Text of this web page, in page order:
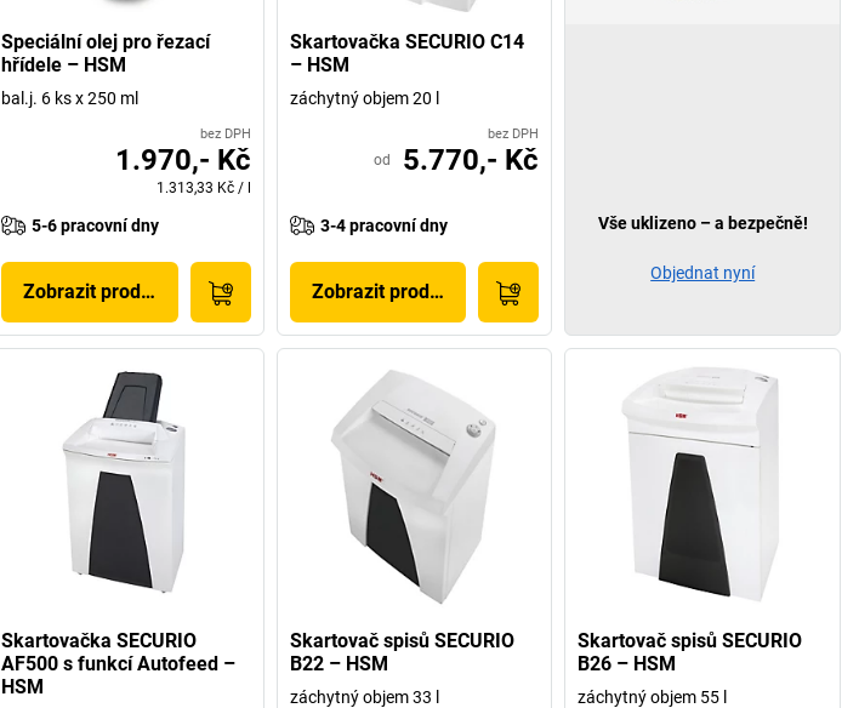
Speciální olej pro řezací
hřídele – HSM
bal.j. 6 ks x 250 ml
bez DPH
1.970,- Kč
1.313,33 Kč /
5-6 pracovní dny
Zobrazit produkt
Skartovačka SECURIO C14
– HSM
záchytný objem 20 l
bez DPH
od 5.770,- Kč
3-4 pracovní dny
Zobrazit produkt
Skartovačka SECURIO
AF500 s funkcí Autofeed –
HSM
Skartovač spisů SECURIO
B22 – HSM
záchytný objem 33 l
Skartovač spisů SECURIO
B26 – HSM
záchytný objem 55 l
Vše uklizeno – a bezpečně!
Objednat nyní